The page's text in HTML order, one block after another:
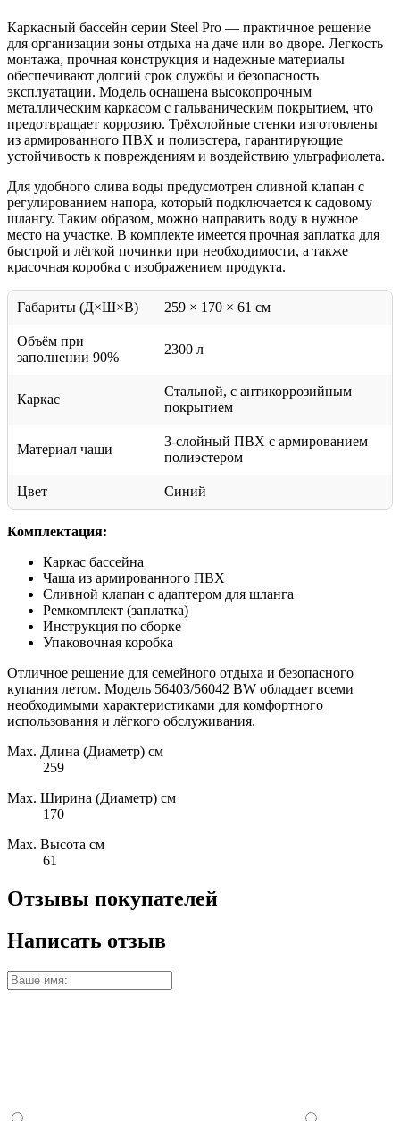
Каркасный бассейн серии Steel Pro — практичное решение
для организации зоны отдыха на даче или во дворе. Легкость
монтажа, прочная конструкция и надежные материалы
обеспечивают долгий срок службы и безопасность
эксплуатации. Модель оснащена высокопрочным
металлическим каркасом с гальваническим покрытием, что
предотвращает коррозию. Трёхслойные стенки изготовлены
из армированного ПВХ и полиэстера, гарантирующие
устойчивость к повреждениям и воздействию ультрафиолета.
Для удобного слива воды предусмотрен сливной клапан с
регулированием напора, который подключается к садовому
шлангу. Таким образом, можно направить воду в нужное
место на участке. В комплекте имеется прочная заплатка для
быстрой и лёгкой починки при необходимости, а также
красочная коробка с изображением продукта.
Габариты (Д×Ш×В) 259 × 170 × 61 см
Объём при
заполнении 90%
2300 л
Каркас
Стальной, с антикоррозийным
покрытием
Материал чаши
3-слойный ПВХ с армированием
полиэстером
Цвет Синий
Комплектация:
Каркас бассейна
Чаша из армированного ПВХ
Сливной клапан с адаптером для шланга
Ремкомплект (заплатка)
Инструкция по сборке
Упаковочная коробка
Отличное решение для семейного отдыха и безопасного
купания летом. Модель 56403/56042 BW обладает всеми
необходимыми характеристиками для комфортного
использования и лёгкого обслуживания.
Max. Длина (Диаметр) см
259
Max. Ширина (Диаметр) см
170
Max. Высота см
61
Отзывы покупателей
Написать отзыв